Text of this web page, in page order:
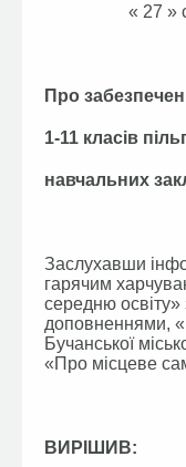
«
Про
1-11 класів
навчальних
Заслухавши
гарячим
середню освіту»
доповненнями,
Бучанської
«Про місцеве
ВИРІШИВ: